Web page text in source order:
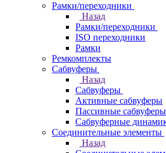
Рамки/переходники
Назад
Рамки/переходники
ISO переходники
Рамки
Ремкомплекты
Сабвуферы
Назад
Сабвуферы
Активные сабвуферы
Пассивные сабвуферы
Сабвуферные
Соединительные элементы
Назад